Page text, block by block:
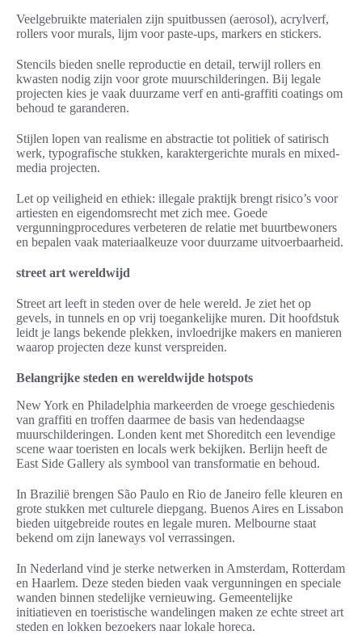
Veelgebruikte materialen zijn spuitbussen (aerosol), acrylverf,
rollers voor murals, lijm voor paste-ups, markers en stickers.
Stencils bieden snelle reproductie en detail, terwijl rollers en
kwasten nodig zijn voor grote muurschilderingen. Bij legale
projecten kies je vaak duurzame verf en anti-graffiti coatings om
behoud te garanderen.
Stijlen lopen van realisme en abstractie tot politiek of satirisch
werk, typografische stukken, karaktergerichte murals en mixed-
media projecten.
Let op veiligheid en ethiek: illegale praktijk brengt risico’s voor
artiesten en eigendomsrecht met zich mee. Goede
vergunningprocedures verbeteren de relatie met buurtbewoners
en bepalen vaak materiaalkeuze voor duurzame uitvoerbaarheid.
street art wereldwijd
Street art leeft in steden over de hele wereld. Je ziet het op
gevels, in tunnels en op vrij toegankelijke muren. Dit hoofdstuk
leidt je langs bekende plekken, invloedrijke makers en manieren
waarop projecten deze kunst verspreiden.
Belangrijke steden en wereldwijde hotspots
New York en Philadelphia markeerden de vroege geschiedenis
van graffiti en troffen daarmee de basis van hedendaagse
muurschilderingen. Londen kent met Shoreditch een levendige
scene waar toeristen en locals werk bekijken. Berlijn heeft de
East Side Gallery als symbool van transformatie en behoud.
In Brazilië brengen São Paulo en Rio de Janeiro felle kleuren en
grote stukken met culturele diepgang. Buenos Aires en Lissabon
bieden uitgebreide routes en legale muren. Melbourne staat
bekend om zijn laneways vol verrassingen.
In Nederland vind je sterke netwerken in Amsterdam, Rotterdam
en Haarlem. Deze steden bieden vaak vergunningen en speciale
wanden binnen stedelijke vernieuwing. Gemeentelijke
initiatieven en toeristische wandelingen maken ze echte street art
steden en lokken bezoekers naar lokale horeca.